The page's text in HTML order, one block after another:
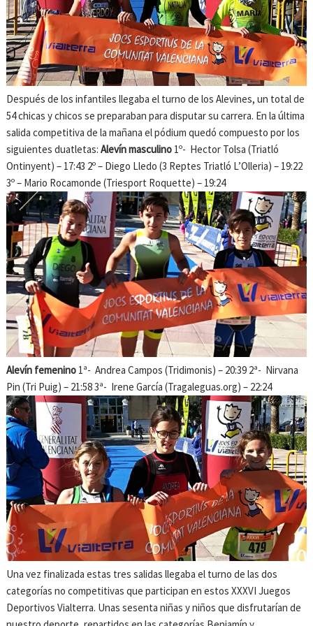
Después de los infantiles llegaba el turno de los Alevines, un total de
54 chicas y chicos se preparaban para disputar su carrera. En la última
salida competitiva de la mañana el pódium quedó compuesto por los
siguientes duatletas:Alevín masculino 1º- Hector Tolsa (Triatló
Ontinyent) – 17:43 2º – Diego Lledo (3 Reptes Triatló L’Olleria) – 19:22
3º – Mario Rocamonde (Triesport Roquette) – 19:24
Alevín femenino 1ª- Andrea Campos (Tridimonis) – 20:39 2ª- Nirvana
Pin (Tri Puig) – 21:58 3ª- Irene García (Tragaleguas.org) – 22:24
Una vez finalizada estas tres salidas llegaba el turno de las dos
categorías no competitivas que participan en estos XXXVI Juegos
Deportivos Vialterra. Unas sesenta niñas y niños que disfrutarían de